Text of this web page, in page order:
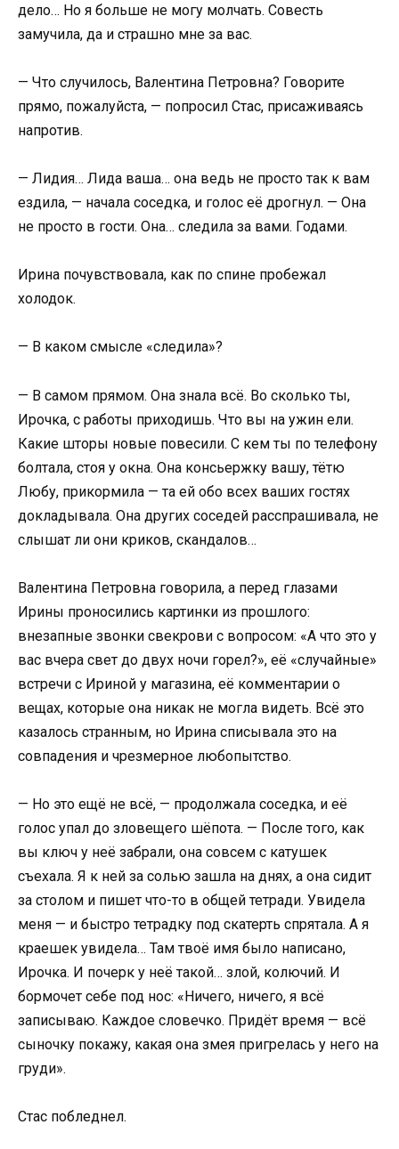
дело… Но я больше не могу молчать. Совесть
замучила, да и страшно мне за вас.
— Что случилось, Валентина Петровна? Говорите
прямо, пожалуйста, — попросил Стас, присаживаясь
напротив.
— Лидия… Лида ваша… она ведь не просто так к вам
ездила, — начала соседка, и голос её дрогнул. — Она
не просто в гости. Она… следила за вами. Годами.
Ирина почувствовала, как по спине пробежал
холодок.
— В каком смысле «следила»?
— В самом прямом. Она знала всё. Во сколько ты,
Ирочка, с работы приходишь. Что вы на ужин ели.
Какие шторы новые повесили. С кем ты по телефону
болтала, стоя у окна. Она консьержку вашу, тётю
Любу, прикормила — та ей обо всех ваших гостях
докладывала. Она других соседей расспрашивала, не
слышат ли они криков, скандалов…
Валентина Петровна говорила, а перед глазами
Ирины проносились картинки из прошлого:
внезапные звонки свекрови с вопросом: «А что это у
вас вчера свет до двух ночи горел?», её «случайные»
встречи с Ириной у магазина, её комментарии о
вещах, которые она никак не могла видеть. Всё это
казалось странным, но Ирина списывала это на
совпадения и чрезмерное любопытство.
— Но это ещё не всё, — продолжала соседка, и её
голос упал до зловещего шёпота. — После того, как
вы ключ у неё забрали, она совсем с катушек
съехала. Я к ней за солью зашла на днях, а она сидит
за столом и пишет что-то в общей тетради. Увидела
меня — и быстро тетрадку под скатерть спрятала. А я
краешек увидела… Там твоё имя было написано,
Ирочка. И почерк у неё такой… злой, колючий. И
бормочет себе под нос: «Ничего, ничего, я всё
записываю. Каждое словечко. Придёт время — всё
сыночку покажу, какая она змея пригрелась у него на
груди».
Стас побледнел.